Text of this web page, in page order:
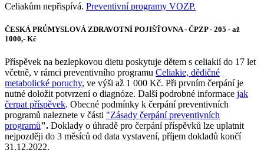
Celiakům nepřispívá. Preventivní programy VOZP.
ČESKÁ PRŮMYSLOVÁ ZDRAVOTNÍ POJIŠŤOVNA - ČPZP - 205 - až
1000,- Kč
Příspěvek na bezlepkovou dietu poskytuje dětem s celiakií do 17 let
včetně, v rámci preventivního programu Celiakie, dědičné
metabolické poruchy, ve výši až 1 000 Kč. Při prvním čerpání je
nutné doložit potvrzení o diagnóze. Další podrobné informace jak
čerpat příspěvek. Obecné podmínky k čerpání preventivních
programů naleznete v části "Zásady čerpání preventivních
programů". Doklady o úhradě pro čerpání příspěvků lze uplatnit
nejpozději do 3 měsíců od data vystavení, příjem dokladů končí
31.12.2022.